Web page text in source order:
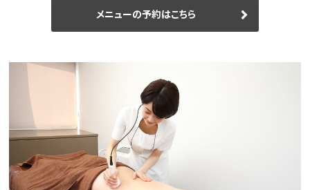
メニューの予約はこちら